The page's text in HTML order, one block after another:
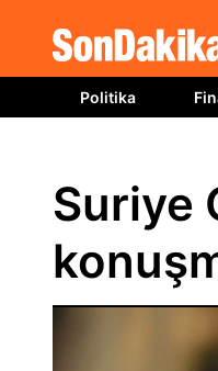
Politika
Suriye